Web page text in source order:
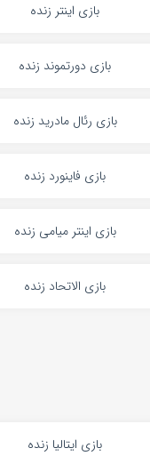
بازی اینتر زنده
بازی دورتموند زنده
بازی رئال مادرید زنده
بازی فاینورد زنده
بازی اینتر میامی زنده
بازی الاتحاد زنده
بازی ایتالیا زنده